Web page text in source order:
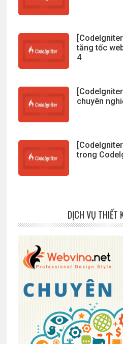
tăng tốc
4
chuyên
trong
DỊCH VỤ THIẾT